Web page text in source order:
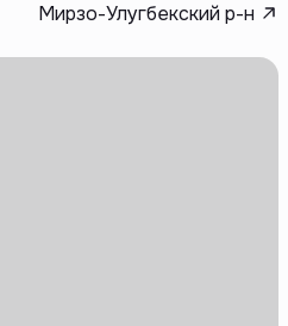
Мирзо-Улугбекский р-н